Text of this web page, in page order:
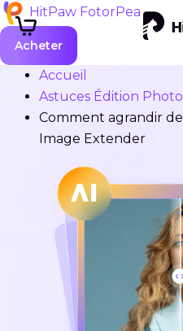
HitPaw FotorPea
Acheter
Accueil
Astuces Édition
Comment agrandir
Image Extender